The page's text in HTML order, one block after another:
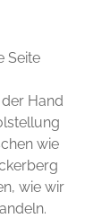
Seite
Hand
wie
wie wir